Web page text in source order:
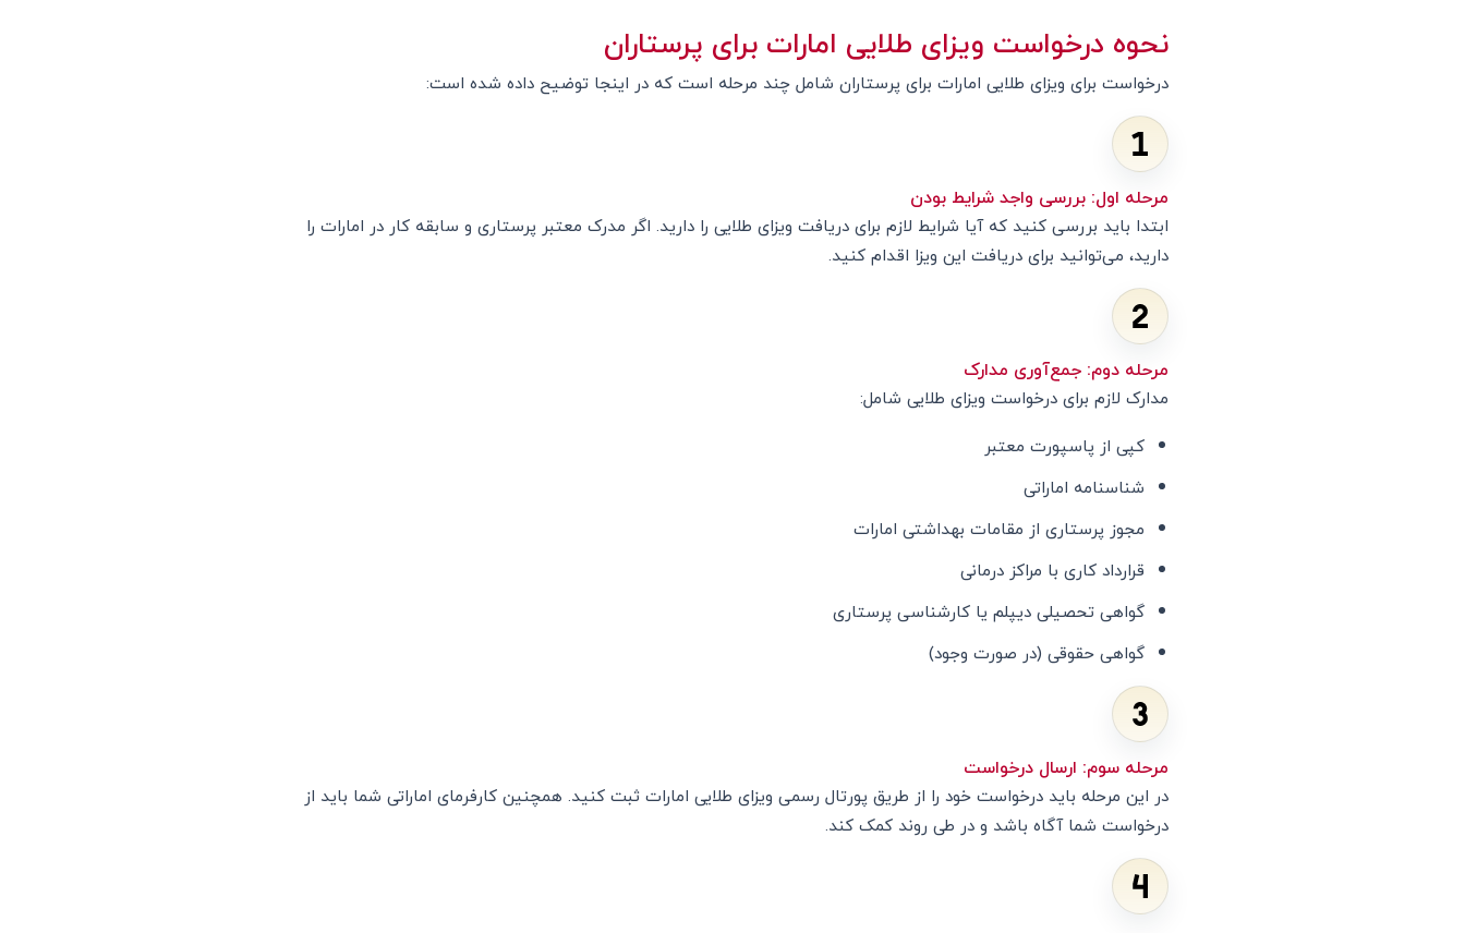
نحوه درخواست ویزای طلایی امارات برای پرستاران
درخواست برای ویزای طلایی امارات برای پرستاران شامل چند مرحله است که در اینجا توضیح داده شده است:
مرحله اول: بررسی واجد شرایط بودن
ابتدا باید بررسی کنید که آیا شرایط لازم برای دریافت ویزای طلایی را دارید. اگر مدرک معتبر پرستاری و سابقه کار در امارات را
دارید، می‌توانید برای دریافت این ویزا اقدام کنید.
مرحله دوم: جمع‌آوری مدارک
مدارک لازم برای درخواست ویزای طلایی شامل:
کپی از پاسپورت معتبر
شناسنامه اماراتی
مجوز پرستاری از مقامات بهداشتی امارات
قرارداد کاری با مراکز درمانی
گواهی تحصیلی دیپلم یا کارشناسی پرستاری
گواهی حقوقی (در صورت وجود)
مرحله سوم: ارسال درخواست
در این مرحله باید درخواست خود را از طریق پورتال رسمی ویزای طلایی امارات ثبت کنید. همچنین کارفرمای اماراتی شما باید از
درخواست شما آگاه باشد و در طی روند کمک کند.